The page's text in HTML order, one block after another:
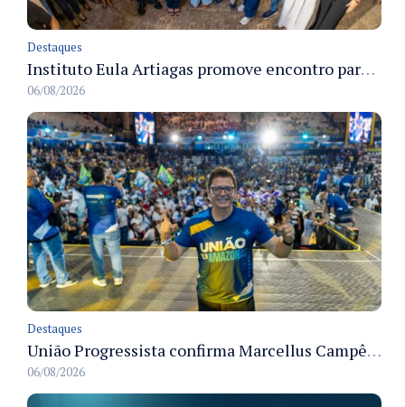
Destaques
Instituto Eula Artiagas promove encontro para discutir melhorias para o bairro Petrópolis
06/08/2026
Destaques
União Progressista confirma Marcellus Campêlo como candidato a deputado estadual
06/08/2026